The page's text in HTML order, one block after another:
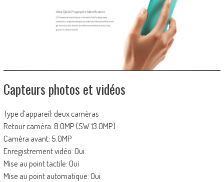
Capteurs photos et vidéos
Type d’appareil: deux caméras
Retour caméra: 8.0MP (SW 13.0MP)
Caméra avant: 5.0MP
Enregistrement vidéo: Oui
Mise au point tactile: Oui
Mise au point automatique: Oui